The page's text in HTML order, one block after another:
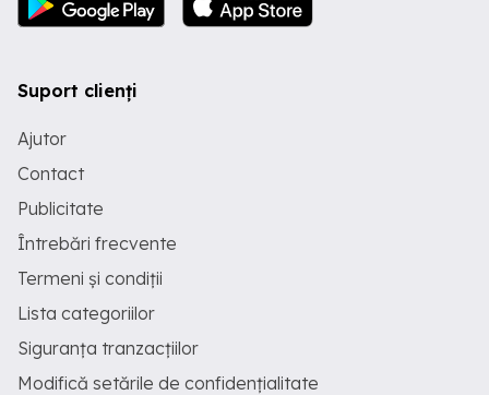
Suport clienți
Ajutor
Contact
Publicitate
Întrebări frecvente
Termeni și condiții
Lista categoriilor
Siguranța tranzacțiilor
Modifică setările de confidențialitate